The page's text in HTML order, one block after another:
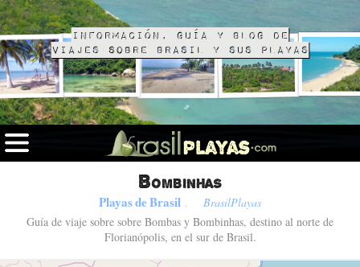
Información, guía y blog de
viajes sobre Brasil y sus playas
Bombinhas
Playas de Brasil .
BrasilPlayas
Guía de viaje sobre sobre Bombas y Bombinhas, destino al norte de
Florianópolis, en el sur de Brasil.